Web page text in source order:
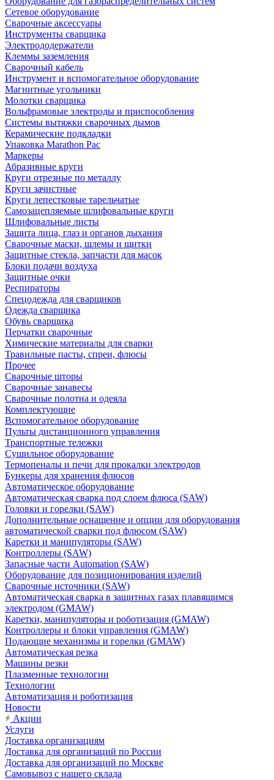
Сетевое оборудование
Сварочные аксессуары
Инструменты сварщика
Электрододержатели
Клеммы заземления
Сварочный кабель
Инструмент и вспомогательное оборудование
Магнитные угольники
Молотки сварщика
Вольфрамовые электроды и приспособления
Системы вытяжки сварочных дымов
Керамические подкладки
Упаковка Marathon Pac
Маркеры
Абразивные круги
Круги отрезные по металлу
Круги зачистные
Круги лепестковые тарельчатые
Самозацепляемые шлифовальные круги
Шлифовальные листы
Защита лица, глаз и органов дыхания
Сварочные маски, шлемы и щитки
Защитные стекла, запчасти для масок
Блоки подачи воздуха
Защитные очки
Респираторы
Спецодежда для сварщиков
Одежда сварщика
Обувь сварщика
Перчатки сварочные
Химические материалы для сварки
Травильные пасты, спреи, флюсы
Прочее
Сварочные шторы
Сварочные занавесы
Сварочные полотна и одеяла
Комплектующие
Вспомогательное оборудование
Пульты дистанционного управления
Транспортные тележки
Сушильное оборудование
Термопеналы и печи для прокалки электродов
Бункеры для хранения флюсов
Автоматическое оборудование
Автоматическая сварка под слоем флюса (SAW)
Головки и горелки (SAW)
Дополнительные оснащение и опции для оборудования
автоматической сварки под флюсом (SAW)
Каретки и манипуляторы (SAW)
Контроллеры (SAW)
Запасные части Automation (SAW)
Оборудование для позиционирования изделий
Сварочные источники (SAW)
Автоматическая сварка в защитных газах плавящимся
электродом (GMAW)
Каретки, манипуляторы и роботизация (GMAW)
Контроллеры и блоки управления (GMAW)
Подающие механизмы и горелки (GMAW)
Автоматическая резка
Машины резки
Плазменные технологии
Технологии
Автоматизация и роботизация
Новости
Акции
Услуги
Доставка организациям
Доставка для организаций по России
Доставка для организаций по Москве
Самовывоз с нашего склада